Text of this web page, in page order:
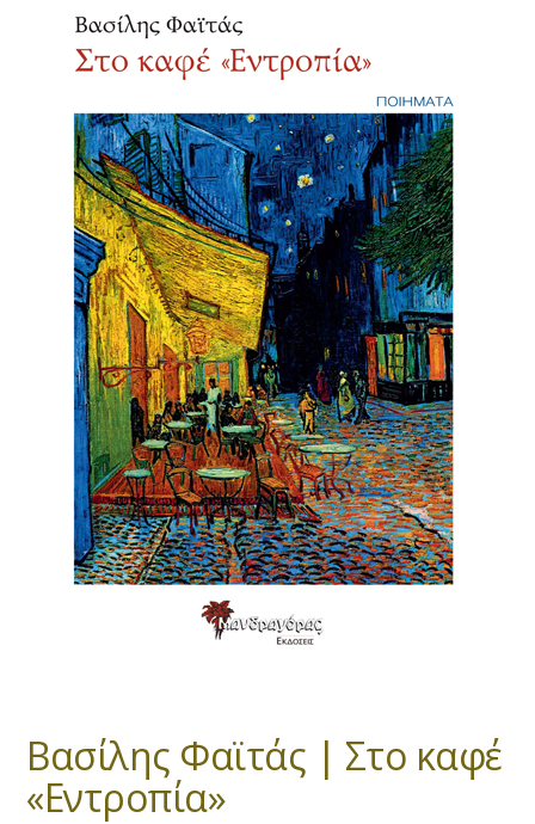
Βασίλης Φαϊτάς | Στο καφέ
«Εντροπία»